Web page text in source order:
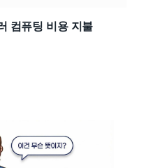
컴퓨팅 비용 지불